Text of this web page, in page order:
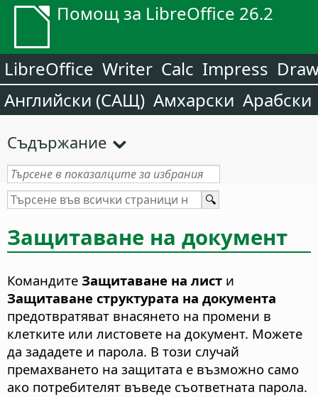
Помощ за LibreOffice 26.2
LibreOffice Writer Calc Impress
Английски (САЩ) Амхарски Арабски
Съдържание
Защитаване на документ
Командите Защитаване на лист и
Защитаване структурата на документа
предотвратяват внасянето на промени в
клетките или листовете на документ. Можете
да зададете и парола. В този случай
премахването на защитата е възможно само
ако потребителят въведе съответната парола.